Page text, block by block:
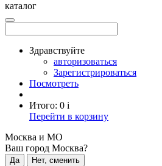
каталог
Здравствуйте
авторизоваться
Зарегистрироваться
Посмотреть
Итого: 0 i
Перейти в корзину
Москва и МО
Ваш город Москва?
Да Нет, сменить